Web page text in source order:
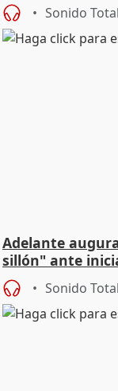
Sonido
Adelante
sillón" ante
Sonido